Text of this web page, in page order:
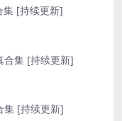
集 [持续更新]
合集 [持续更新]
集 [持续更新]